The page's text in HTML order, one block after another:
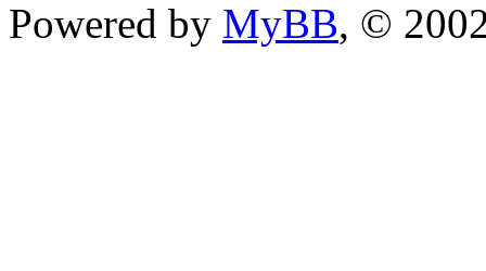
Powered by MyBB, ©